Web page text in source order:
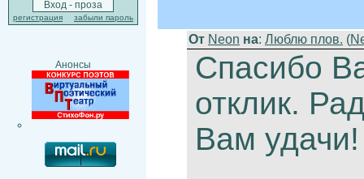
регистрация забыли пароль
Анонсы
От Neon на: Люблю плов. (
Спасибо
отклик.
Вам удачи!